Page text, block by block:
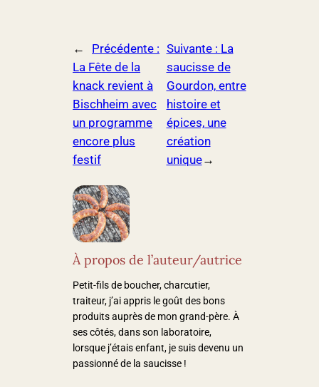
←
Précédente :
La Fête de la
knack revient à
Bischheim avec
un programme
encore plus
festif
Suivante : La
saucisse de
Gourdon, entre
histoire et
épices, une
création
unique→
À propos de l’auteur/autrice
Petit-fils de boucher, charcutier,
traiteur, j’ai appris le goût des bons
produits auprès de mon grand-père. À
ses côtés, dans son laboratoire,
lorsque j’étais enfant, je suis devenu un
passionné de la saucisse !